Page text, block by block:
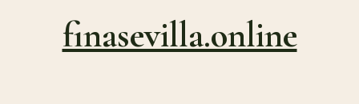
finasevilla.online